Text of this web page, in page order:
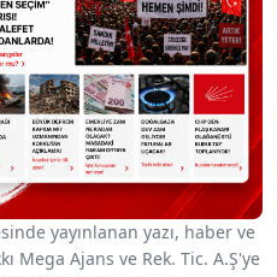
yayınlanan yazı, haber ve
Mega Ajans ve Rek. Tic. A.Ş'ye